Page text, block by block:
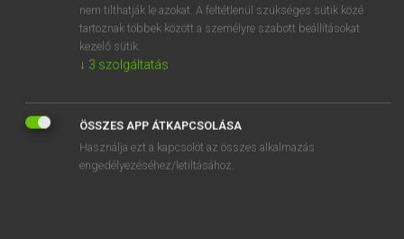
SZOTAR.NET APPLIKÁCIÓ
ONLINE NYELVVIZSGA
nem tilthatják le azokat. A feltétlenül szükséges sütik közé
tartoznak többek között a személyre szabott beállításokat
kezelő sütik.
↓ 3 szolgáltatás
ÖSSZES APP ÁTKAPCSOLÁSA
Használja ezt a kapcsolót az összes alkalmazás
engedélyezéséhez/letiltásához.